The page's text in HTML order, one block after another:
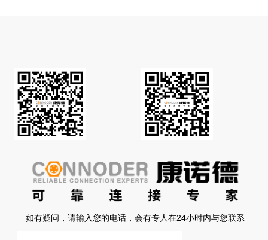
如有疑问，请输入您的电话，会有专人在24小时内与您联系